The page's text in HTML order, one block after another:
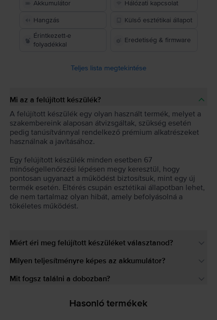
Akkumulátor Hálózati kapcsolat
Hangzás
Külső esztétikai állapot
Érintkezett-e
folyadékkal
Eredetiség & firmware
Teljes lista megtekintése
Mi az a felújított készülék?
A felújított készülék egy olyan használt termék, melyet a
szakembereink alaposan átvizsgáltak, szükség esetén
pedig tanúsítvánnyal rendelkező prémium alkatrészeket
használnak a javításához.
Egy felújított készülék minden esetben 67
minőségellenőrzési lépésen megy keresztül, hogy
pontosan ugyanazt a működést biztosítsuk, mint egy új
termék esetén. Eltérés csupán esztétikai állapotban lehet,
de nem tartalmaz olyan hibát, amely befolyásolná a
tökéletes működést.
Miért éri meg felújított készüléket választanod?
Milyen teljesítményre képes az akkumulátor?
Mit fogsz találni a dobozban?
Hasonló termékek